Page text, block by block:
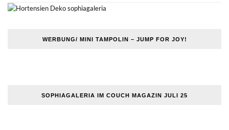
WERBUNG/ MINI TAMPOLIN – JUMP FOR JOY!
SOPHIAGALERIA IM COUCH MAGAZIN JULI 25